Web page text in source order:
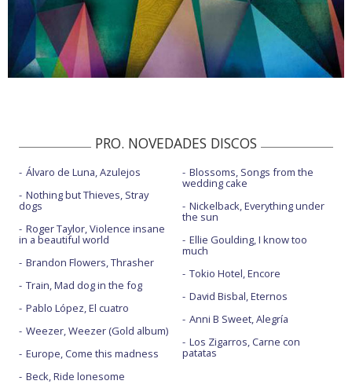
PRO. NOVEDADES DISCOS
Álvaro de Luna, Azulejos
Nothing but Thieves, Stray
dogs
Roger Taylor, Violence insane
in a beautiful world
Brandon Flowers, Thrasher
Train, Mad dog in the fog
Pablo López, El cuatro
Weezer, Weezer (Gold album)
Europe, Come this madness
Beck, Ride lonesome
Blossoms, Songs from the
wedding cake
Nickelback, Everything under
the sun
Ellie Goulding, I know too
much
Tokio Hotel, Encore
David Bisbal, Eternos
Anni B Sweet, Alegría
Los Zigarros, Carne con
patatas